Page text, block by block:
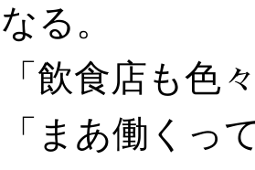
なる。
「飲食店も色
「まあ働くっ